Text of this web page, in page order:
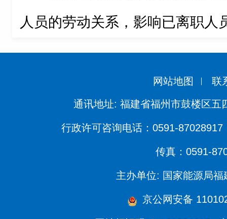
人员的劳动关系，影响已离职人
网站地图 联
通讯地址: 福建省福州市鼓楼区五
行政许可咨询电话：0591-
传真：0591-
主办单位: 国家能源局福
京公网安备